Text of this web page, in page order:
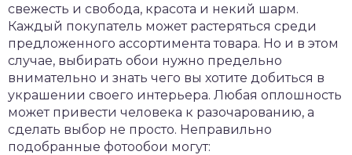
свежесть и свобода, красота и некий шарм.
Каждый покупатель может растеряться среди
предложенного ассортимента товара. Но и в этом
случае, выбирать обои нужно предельно
внимательно и знать чего вы хотите добиться в
украшении своего интерьера. Любая оплошность
может привести человека к разочарованию, а
сделать выбор не просто. Неправильно
подобранные фотообои могут: